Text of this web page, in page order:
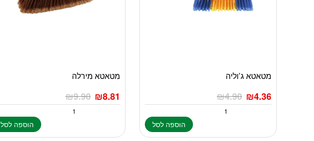
מטאטא ג’וליה
₪4.90 ₪4.36
הוספה לסל
מטאטא מירלה
₪9.90 ₪8.81
הוספה לסל